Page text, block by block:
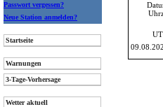
Passwort vergessen?
Neue Station anmelden?
Startseite
Warnungen
3-Tage-Vorhersage
Wetter aktuell